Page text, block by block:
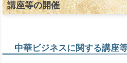
講座等の開催
中華ビジネスに関する講座